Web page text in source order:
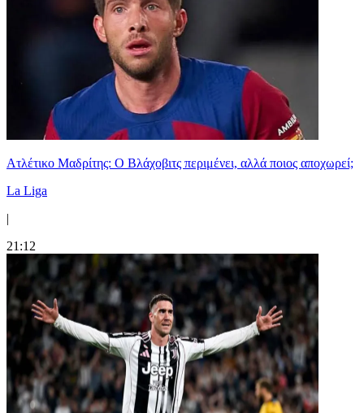
Ατλέτικο Μαδρίτης: Ο Βλάχοβιτς περιμένει, αλλά ποιος αποχωρεί;
La Liga
|
21:12